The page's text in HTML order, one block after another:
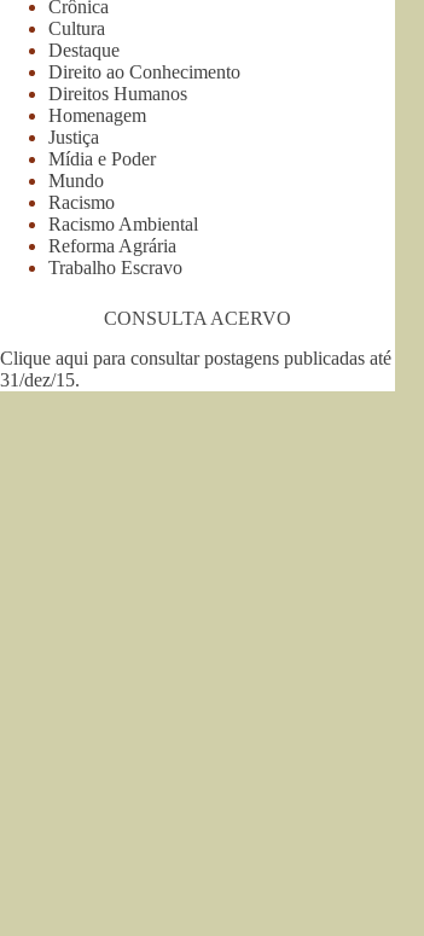
Crônica
Cultura
Destaque
Direito ao Conhecimento
Direitos Humanos
Homenagem
Justiça
Mídia e Poder
Mundo
Racismo
Racismo Ambiental
Reforma Agrária
Trabalho Escravo
CONSULTA ACERVO
Clique aqui para consultar postagens publicadas até
31/dez/15.